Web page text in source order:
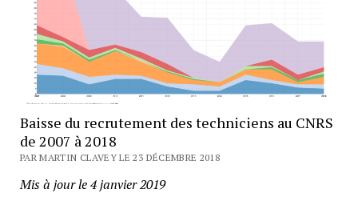
Baisse du recrutement des techniciens au CNRS
de 2007 à 2018
PAR MARTIN CLAVEY LE 23 DÉCEMBRE 2018
Mis à jour le 4 janvier 2019